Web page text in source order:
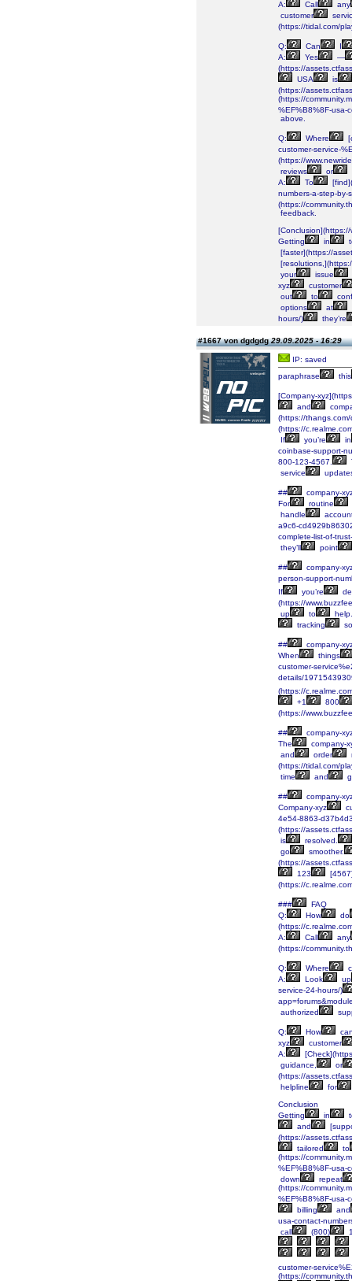
A: Call
any
customer
(https://tidal.com/
Q: Can
I
A:
Yes
—
(https://
USA
is
(https://
(https://
%EF%B8%8F-usa-
above.
Q: Where
customer-service-
(https://
reviews
or
A:
To
numbers-a-step-
(https://
feedback.
Getting
in
[faster](https://
your
issue
xyz
customer
out
to
options
at
hours/)
they’re
#1667 von dgdgdg29.09.2025 - 16:29
IP: saved
paraphrase
this
[Company-
and
(https://
(https://
If
you’re
in
coinbase-support-
800-123-4567.
service
##
company-
For
routine
handle
a9c6-
complete-list-of-
they’ll
point
##
company-
person-support-
If
you’re
(https://
up
to
help.
tracking
so
##
company-
When
things
customer-
details/
(https://
+1
800
(https://
##
company-
The
company-
and
order
(https://tidal.com/
time
and
##
company-
Company-xyz
4e54-8863-
(https://
is
resolved.
go
smoother.
(https://
123
(https://
###
FAQ
Q:
How
do
(https://
A:
Call
any
(https://
Q: Where
A:
Look
up
service-24-hours/)
authorized
Q: How
xyz
customer
A:
guidance,
or
(https://
helpline
for
Conclusion
Getting
in
and
(https://
tailored
to
(https://
%EF%B8%8F-usa-
down
repeat
(https://
%EF%B8%8F-usa-
billing
and
usa-contact-
call
(800)
customer-
(https://